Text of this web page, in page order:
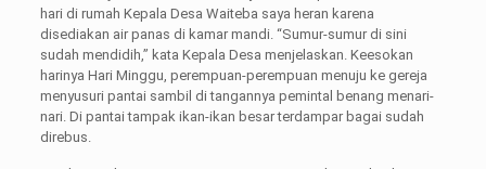
hari di rumah Kepala Desa Waiteba saya heran karena
disediakan air panas di kamar mandi. “Sumur-sumur di sini
sudah mendidih,” kata Kepala Desa menjelaskan. Keesokan
harinya Hari Minggu, perempuan-perempuan menuju ke gereja
menyusuri pantai sambil di tangannya pemintal benang menari-
nari. Di pantai tampak ikan-ikan besar terdampar bagai sudah
direbus.